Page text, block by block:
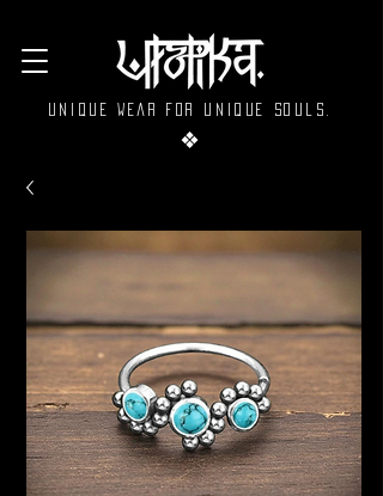
Unique wear for unique souls.
❖